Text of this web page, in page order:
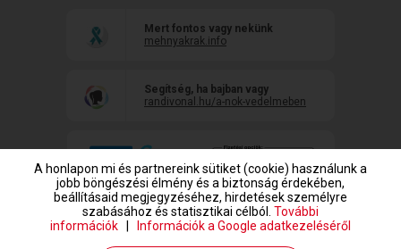
Mert fontos vagy nekünk
mehnyakrak.info
Segítség, ha bajban vagy
randivonal.hu/a-nok-vedelmeben
A honlapon mi és partnereink sütiket (cookie) használunk a
jobb böngészési élmény és a biztonság érdekében,
beállításaid megjegyzéséhez, hirdetések személyre
szabásához és statisztikai célból. További
információk
Információk a Google adatkezeléséről